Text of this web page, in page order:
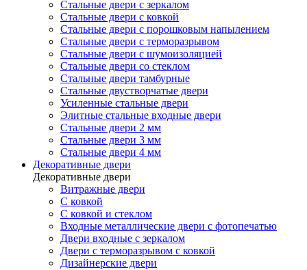
Стальные двери с зеркалом
Стальные двери с ковкой
Стальные двери с порошковым напылением
Стальные двери с терморазрывом
Стальные двери с шумоизоляцией
Стальные двери со стеклом
Стальные двери тамбурные
Стальные двустворчатые двери
Усиленные стальные двери
Элитные стальные входные двери
Стальные двери 2 мм
Стальные двери 3 мм
Стальные двери 4 мм
Декоративные двери
Декоративные двери
Витражные двери
С ковкой
С ковкой и стеклом
Входные металлические двери с фотопечатью
Двери входные с зеркалом
Двери с терморазрывом с ковкой
Дизайнерские двери